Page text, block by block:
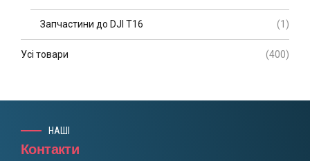
Запчастини до DJI T16 (1)
Усі товари (400)
НАШІ
Контакти